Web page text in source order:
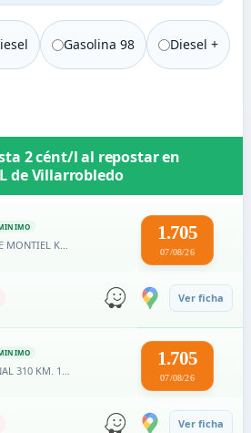
Gasolina 98 Diesel +
2 cént/lal repostar en
deVillarrobledo
CARRETERA OSSA DE MONTIEL KM. 21
1.705
07/08/26
Ver ficha
CARRETERA NACIONAL 310 KM. 137,7
1.705
07/08/26
Ver ficha